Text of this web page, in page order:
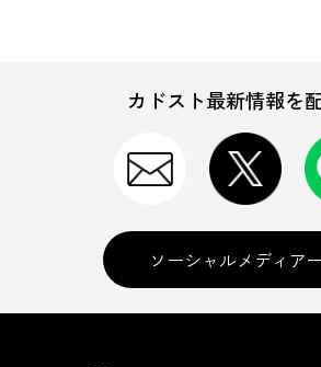
カドスト最新情報を
ソーシャルメディア